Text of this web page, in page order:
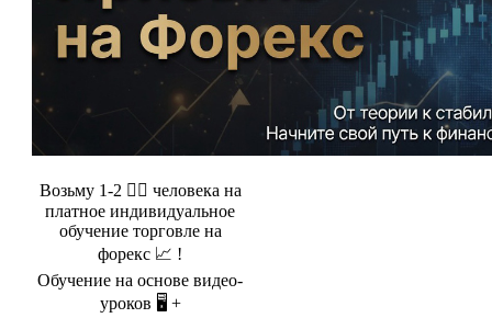
Возьму 1-2 🤵‍♂️ человека на
платное индивидуальное
обучение торговле на
форекс 📈 !
Обучение на основе видео-
уроков 🖥️ +